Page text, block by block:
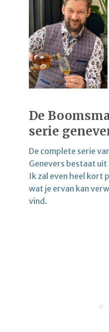
De
serie
De complete serie
Genevers bestaat uit
Ik zal even heel kort
wat je ervan kan
vind.